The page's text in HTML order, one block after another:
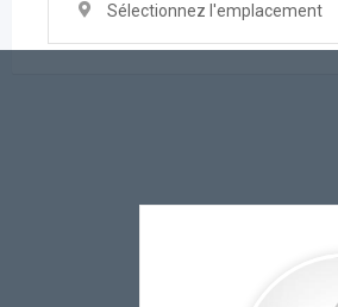
Sélectionnez l'emplacement